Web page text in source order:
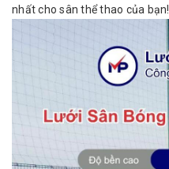
nhất cho sân thể thao của bạn!